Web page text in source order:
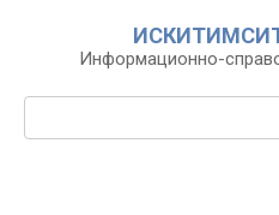
Информационно-